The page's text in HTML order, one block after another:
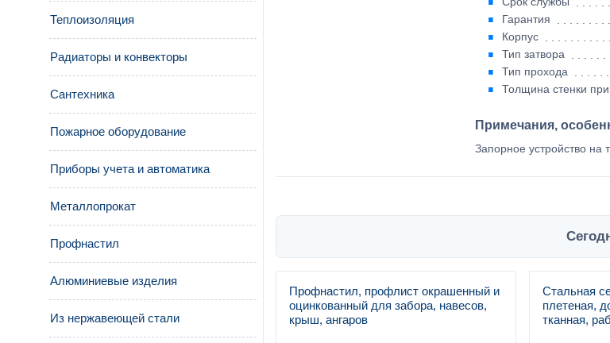
Теплоизоляция
Радиаторы и конвекторы
Сантехника
Пожарное оборудование
Приборы учета и автоматика
Металлопрокат
Профнастил
Алюминиевые изделия
Из нержавеющей стали
Гарантия
Корпус
Тип затвора
Тип прохода
Толщина стенки
Примечания,
Запорное устройство на
Профнастил, профлист окрашенный и
оцинкованный для забора, навесов,
крыш, ангаров
Стальная
плетеная,
тканная,